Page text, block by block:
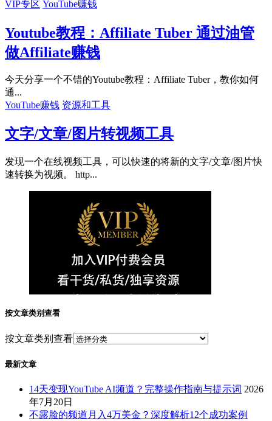
VIP专区 YouTube赚钱
Youtube教程：Affiliate Tuber 通过油管
做Affiliate赚钱
今天分享一个不错的Youtube教程：Affiliate Tuber，教你如何
通...
YouTube赚钱 资源和工具
文字/文章/图片转视频工具
发现一个在线视频工具，可以快速的将新的文字/文章/图片快
速转换为视频。 http...
按文章类别查看
按文章类别查看
最新文章
14天变现YouTube AI频道？完整操作指南与提示词 2026
年7月20日
不露脸的频道月入4万美金？深度解析12个成功案例